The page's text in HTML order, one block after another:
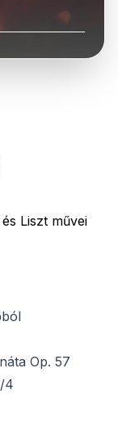
Liszt művei
Op. 57
4